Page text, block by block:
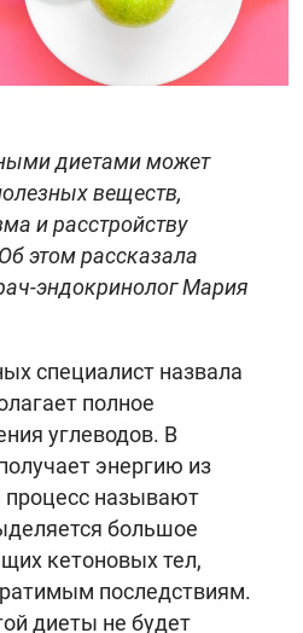
диетами может
веществ,
и расстройству
этом рассказала
эндокринолог Мария
специалист назвала
полное
углеводов. В
энергию из
процесс называют
большое
кетоновых тел,
последствиям.
диеты не будет